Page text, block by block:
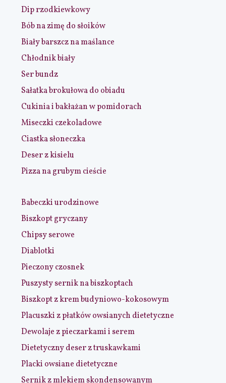
Dip rzodkiewkowy
Bób na zimę do słoików
Biały barszcz na maślance
Chłodnik biały
Ser bundz
Sałatka brokułowa do obiadu
Cukinia i bakłażan w pomidorach
Miseczki czekoladowe
Ciastka słoneczka
Deser z kisielu
Pizza na grubym cieście
Babeczki urodzinowe
Biszkopt gryczany
Chipsy serowe
Diablotki
Pieczony czosnek
Puszysty sernik na biszkoptach
Biszkopt z krem budyniowo-kokosowym
Placuszki z płatków owsianych dietetyczne
Dewolaje z pieczarkami i serem
Dietetyczny deser z truskawkami
Placki owsiane dietetyczne
Sernik z mlekiem skondensowanym